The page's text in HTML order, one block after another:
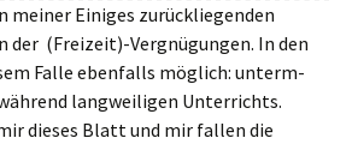
meiner Einiges zurückliegenden
der (Freizeit)-Vergnügungen. In den
Falle ebenfalls möglich: unterm-
langweiligen Unterrichts.
dieses Blatt und mir fallen die